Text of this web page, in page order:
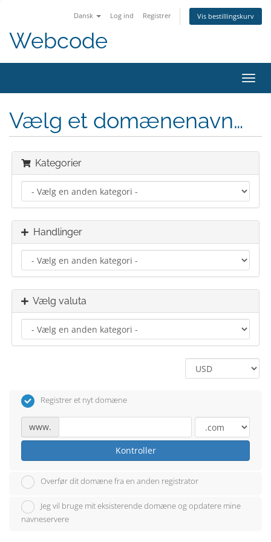
Dansk Log ind Registrer Vis bestillingskurv
Webcode
Skift
Vælg et domænenavn…
Kategorier
Handlinger
Vælg valuta
Registrer et nyt domæne
www.
Kontroller
Overfør dit domæne fra en anden registrator
Jeg vil bruge mit eksisterende domæne og opdatere mine
navneservere